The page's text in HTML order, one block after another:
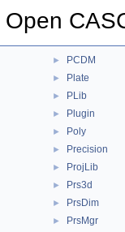
Open OpenGlTest
► PCDM
► Plate
► PLib
► Plugin
► Poly
► Precision
► ProjLib
► Prs3d
► PrsDim
► PrsMgr